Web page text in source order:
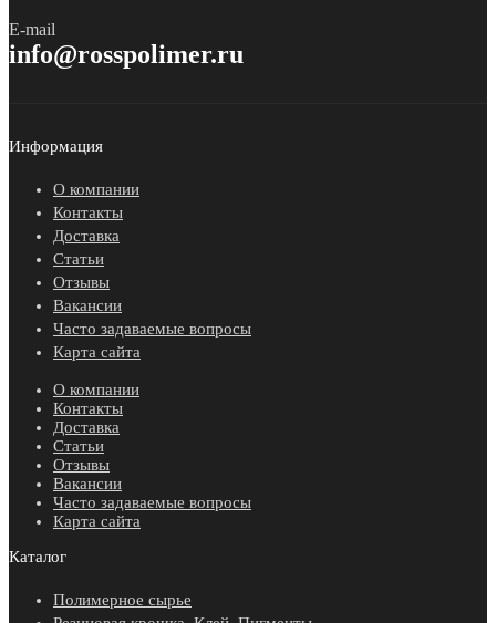
E-mail
info@rosspolimer.ru
Информация
О компании
Контакты
Доставка
Статьи
Отзывы
Вакансии
Часто задаваемые вопросы
Карта сайта
О компании
Контакты
Доставка
Статьи
Отзывы
Вакансии
Часто задаваемые вопросы
Карта сайта
Каталог
Полимерное сырье